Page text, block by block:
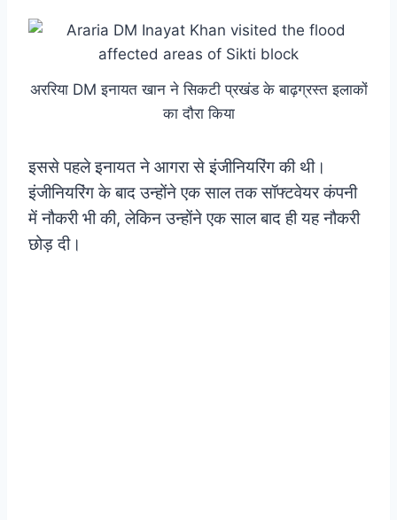
अररिया DM इनायत खान ने सिकटी प्रखंड के बाढ़ग्रस्त इलाकों
का दौरा किया
इससे पहले इनायत ने आगरा से इंजीनियरिंग की थी।
इंजीनियरिंग के बाद उन्होंने एक साल तक सॉफ्टवेयर कंपनी
में नौकरी भी की, लेकिन उन्होंने एक साल बाद ही यह नौकरी
छोड़ दी।